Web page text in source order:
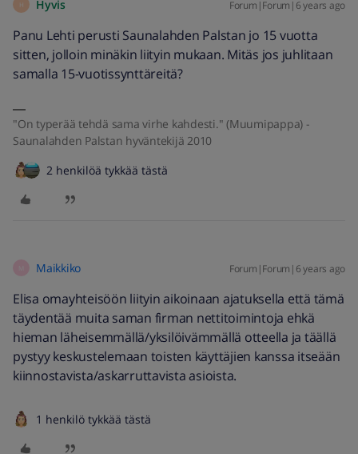
H Hyvis Forum|Forum|6 years ago
Panu Lehti perusti Saunalahden Palstan jo 15 vuotta
sitten, jolloin minäkin liityin mukaan. Mitäs jos juhlitaan
samalla 15-vuotissynttäreitä?
"On typerää tehdä sama virhe kahdesti." (Muumipappa) -
Saunalahden Palstan hyväntekijä 2010
2 henkilöä tykkää tästä
Maikkiko Forum|Forum|6 years ago
Elisa omayhteisöön liityin aikoinaan ajatuksella että tämä
täydentää muita saman firman nettitoimintoja ehkä
hieman läheisemmällä/yksilöivämmällä otteella ja täällä
pystyy keskustelemaan toisten käyttäjien kanssa itseään
kiinnostavista/askarruttavista asioista.
1 henkilö tykkää tästä